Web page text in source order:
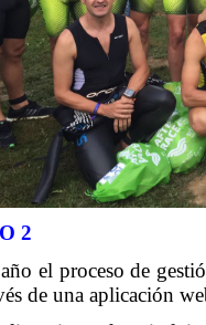
2
el proceso de
de una aplicación